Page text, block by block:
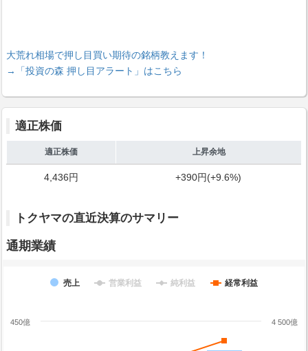
大荒れ相場で押し目買い期待の銘柄教えます！
→「投資の森 押し目アラート」はこちら
適正株価
適正株価 上昇余地
4,436円 +390円(+9.6%)
トクヤマの直近決算のサマリー
通期業績
売上 営業利益 純利益 経常利益
4 500億
450億